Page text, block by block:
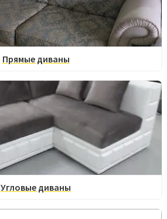
Прямые диваны
Угловые диваны